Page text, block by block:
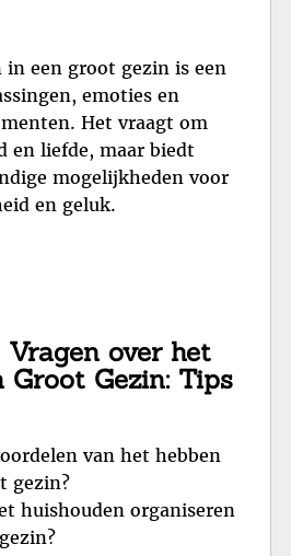
een groot gezin is een
emoties en
Het vraagt om
en liefde, maar biedt
mogelijkheden voor
en geluk.
Vragen over het
Groot Gezin: Tips
van het hebben
gezin?
huishouden organiseren